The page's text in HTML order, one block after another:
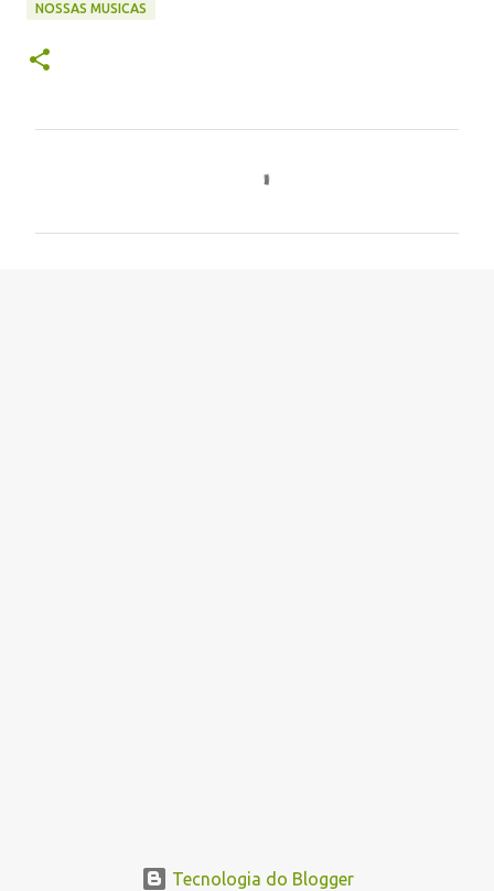
NOSSAS MUSICAS
Tecnologia do Blogger